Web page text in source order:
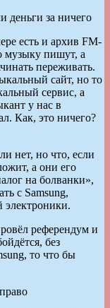
есть и архив FM-
музыку пишут, а
переживать.
сайт, но то
сервис, а
у нас в
Как, это ничего?
нет, но что, если
а они его
на болванки»,
с Samsung,
электроники.
референдум и
без
то что бы